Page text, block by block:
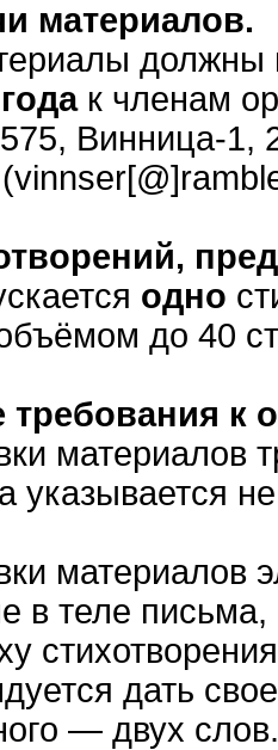
материалов.
должны
к членам
Винница-1,
одно
до 40
требования
материалов
материалов
в теле
стихотворения
дать
— двух слов.